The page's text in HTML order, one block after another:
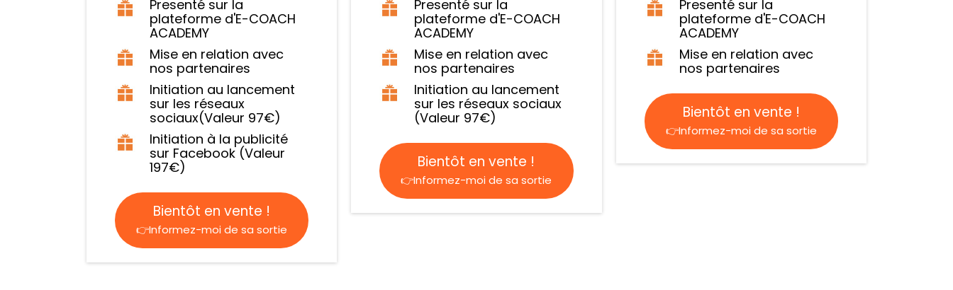
Presenté sur la
plateforme d'E-COACH
ACADEMY
Mise en relation avec
nos partenaires
Initiation au lancement
sur les réseaux
sociaux(Valeur 97€)
Initiation à la publicité
sur Facebook (Valeur
197€)
Bientôt en vente !
👉Informez-moi de sa sortie
Presenté sur la
plateforme d'E-COACH
ACADEMY
Mise en relation avec
nos partenaires
Initiation au lancement
sur les réseaux sociaux
(Valeur 97€)
Bientôt en vente !
👉Informez-moi de sa sortie
Presenté sur la
plateforme d'E-COACH
ACADEMY
Mise en relation avec
nos partenaires
Bientôt en vente !
👉Informez-moi de sa sortie